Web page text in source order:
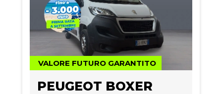
VALORE FUTURO GARANTITO
PEUGEOT BOXER